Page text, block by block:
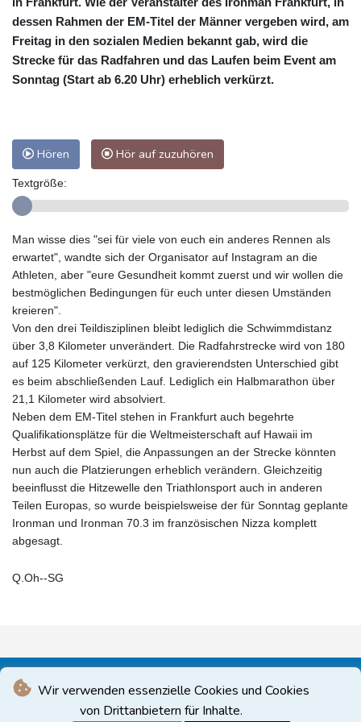
Wir verwenden essenzielle Cookies und Cookies
von Drittanbietern für Inhalte.
dessen Rahmen der EM-Titel der Männer vergeben wird, am
Freitag in den sozialen Medien bekannt gab, wird die
Strecke für das Radfahren und das Laufen beim Event am
Sonntag (Start ab 6.20 Uhr) erheblich verkürzt.
Hören Hör auf zuzuhören
Textgröße:
Man wisse dies "sei für viele von euch ein anderes Rennen als
erwartet", wandte sich der Organisator auf Instagram an die
Athleten, aber "eure Gesundheit kommt zuerst und wir wollen die
bestmöglichen Bedingungen für euch unter diesen Umständen
kreieren".
Von den drei Teildisziplinen bleibt lediglich die Schwimmdistanz
über 3,8 Kilometer unverändert. Die Radfahrstrecke wird von 180
auf 125 Kilometer verkürzt, den gravierendsten Unterschied gibt
es beim abschließenden Lauf. Lediglich ein Halbmarathon über
21,1 Kilometer wird absolviert.
Neben dem EM-Titel stehen in Frankfurt auch begehrte
Qualifikationsplätze für die Weltmeisterschaft auf Hawaii im
Herbst auf dem Spiel, die Anpassungen an der Strecke könnten
nun auch die Platzierungen erheblich verändern. Gleichzeitig
beeinflusst die Hitzewelle den Triathlonsport auch in anderen
Teilen Europas, so wurde beispielsweise der für Sonntag geplante
Ironman und Ironman 70.3 im französischen Nizza komplett
abgesagt.
Q.Oh--SG